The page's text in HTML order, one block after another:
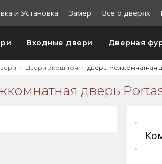
и Установка Замер Всё о дверях
Входные двери Дверная
Двери экошпон дверь, межкомнатная
дверь